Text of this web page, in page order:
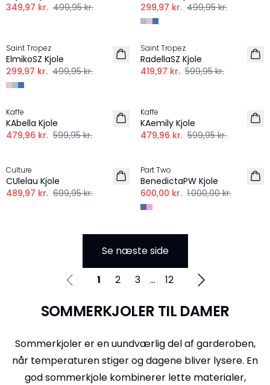
349,97 kr. 499,95 kr.
299,97 kr. 499,95 kr.
Saint Tropez
ElmikoSZ Kjole
299,97 kr. 499,95 kr.
-30%
Saint Tropez
RadellaSZ Kjole
419,97 kr. 599,95 kr.
-20%
Kaffe
KAbella Kjole
479,96 kr. 599,95 kr.
Kaffe
KAemily Kjole
479,96 kr. 599,95 kr.
Culture
CUlelau Kjole
489,97 kr. 699,95 kr.
Part Two
BenedictaPW Kjole
600,00 kr. 1.000,00 kr.
Se næste side
1 2 3 ... 12
SOMMERKJOLER TIL DAMER
Sommerkjoler er en uundværlig del af garderoben,
når temperaturen stiger og dagene bliver lysere. En
god sommerkjole kombinerer lette materialer,